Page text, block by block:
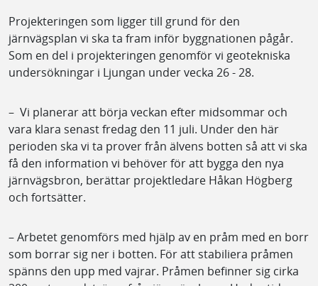
Projekteringen som ligger till grund för den
järnvägsplan vi ska ta fram inför byggnationen pågår.
Som en del i projekteringen genomför vi geotekniska
undersökningar i Ljungan under vecka 26 - 28.
– Vi planerar att börja veckan efter midsommar och
vara klara senast fredag den 11 juli. Under den här
perioden ska vi ta prover från älvens botten så att vi ska
få den information vi behöver för att bygga den nya
järnvägsbron, berättar projektledare Håkan Högberg
och fortsätter.
– Arbetet genomförs med hjälp av en pråm med en borr
som borrar sig ner i botten. För att stabiliera pråmen
spänns den upp med vajrar. Pråmen befinner sig cirka